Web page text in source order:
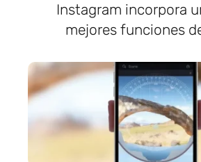
Instagram incorpora
mejores funciones